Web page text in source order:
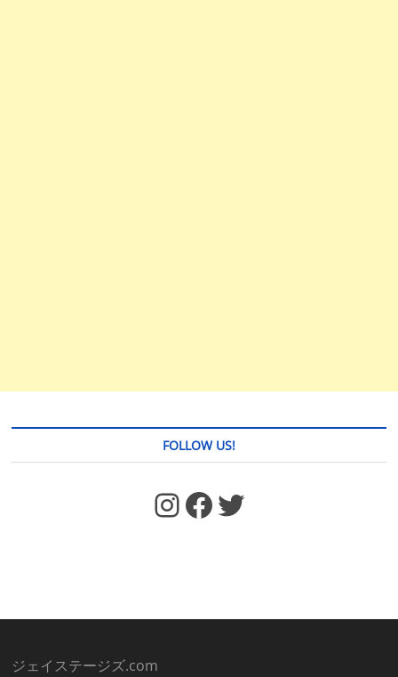
FOLLOW US!
https://www.facebook.com/jstages/ Facebook Twitter
ジェイステージズ.com